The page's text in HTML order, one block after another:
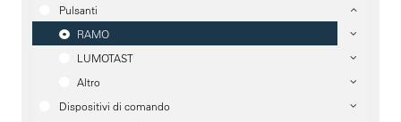
Pulsanti
RAMO
LUMOTAST
Altro
Dispositivi di comando